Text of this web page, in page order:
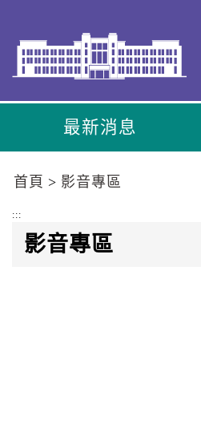
內
容
To
Center
最新消息
首頁 影音專區
:::
影音專區